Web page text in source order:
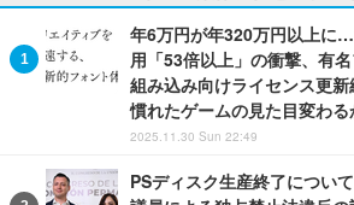
年6万円が年320万円以上に
用「53倍以上」の衝撃、有
組み込み向けライセンス更
慣れたゲームの見た目変わる
2025.11.30 Sun 22:49
PSディスク生産終了につい